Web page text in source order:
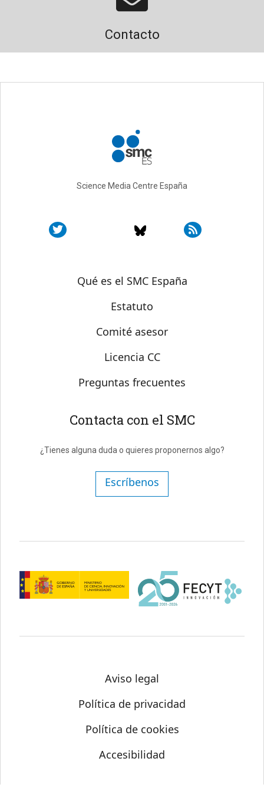
Contacto
Science Media Centre España
Sobre SMC España
Qué es el SMC España
Estatuto
Comité asesor
Licencia CC
Preguntas frecuentes
Contacta con el SMC
¿Tienes alguna duda o quieres proponernos algo?
Escríbenos
Aviso legal
Política de privacidad
Política de cookies
Accesibilidad